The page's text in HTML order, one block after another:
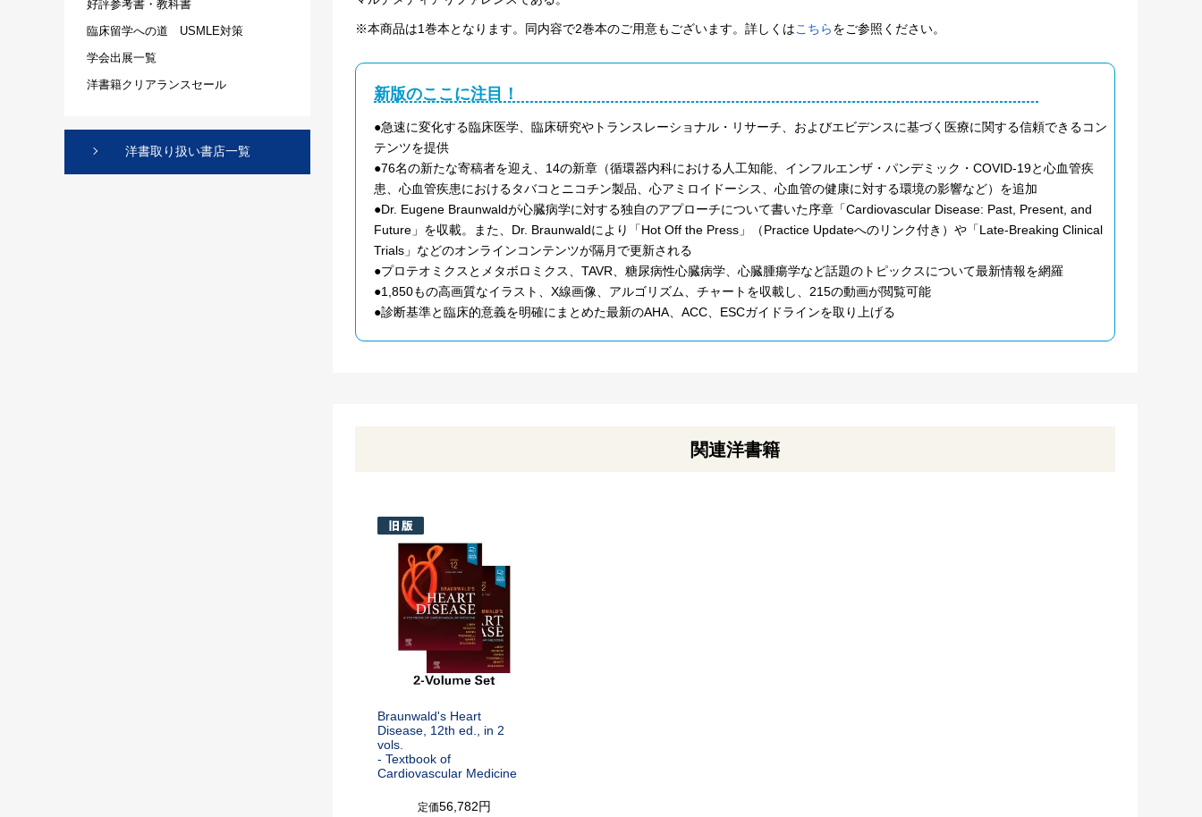
※本商品は1巻本となります。同内容で2巻本のご用意もございます。詳しくはこちらをご参照ください。
新版のここに注目！
●急速に変化する臨床医学、臨床研究やトランスレーショナル・リサーチ、およびエビデンスに基づく医療に関する信頼できるコン
テンツを提供
●76名の新たな寄稿者を迎え、14の新章（循環器内科における人工知能、インフルエンザ・パンデミック・COVID-19と心血管疾
患、心血管疾患におけるタバコとニコチン製品、心アミロイドーシス、心血管の健康に対する環境の影響など）を追加
●Dr. Eugene Braunwaldが心臓病学に対する独自のアプローチについて書いた序章「Cardiovascular Disease: Past, Present, and
Future」を収載。また、Dr. Braunwaldにより「Hot Off the Press」（Practice Updateへのリンク付き）や「Late-Breaking Clinical
Trials」などのオンラインコンテンツが隔月で更新される
●プロテオミクスとメタボロミクス、TAVR、糖尿病性心臓病学、心臓腫瘍学など話題のトピックスについて最新情報を網羅
●1,850もの高画質なイラスト、X線画像、アルゴリズム、チャートを収載し、215の動画が閲覧可能
●診断基準と臨床的意義を明確にまとめた最新のAHA、ACC、ESCガイドラインを取り上げる
関連洋書籍
Braunwald's Heart
Disease, 12th ed., in 2
vols.
- Textbook of
Cardiovascular Medicine
定価56,782円
好評参考書・教科書
臨床留学への道 USMLE対策
学会出展一覧
洋書籍クリアランスセール
洋書取り扱い書店一覧